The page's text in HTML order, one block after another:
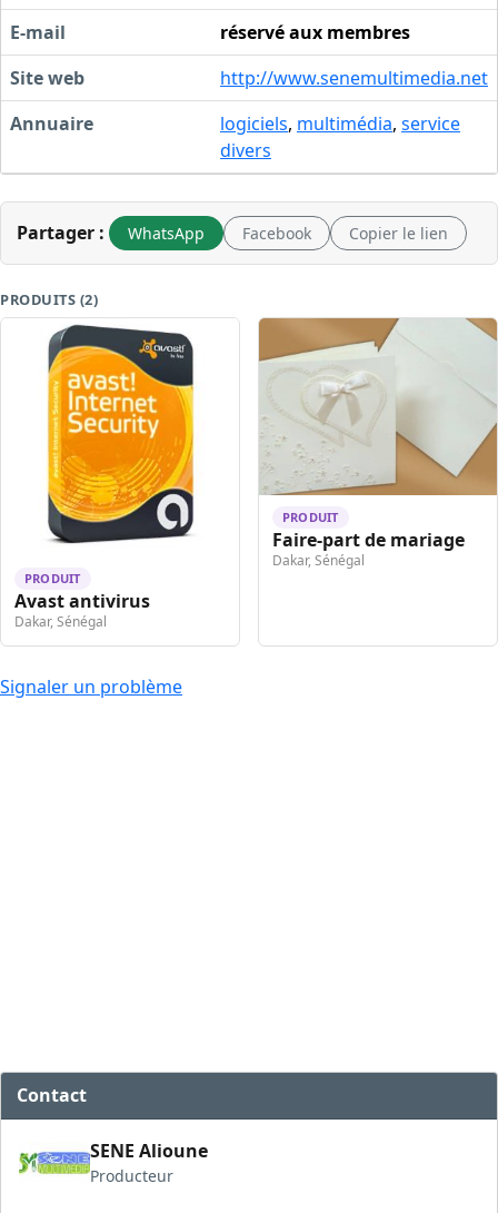
E-mail
réservé aux membres
Site web
http://www.senemultimedia.net
Annuaire
logiciels, multimédia, service
divers
Partager : WhatsApp Facebook Copier le lien
PRODUITS (2)
PRODUIT
Avast antivirus
Dakar, Sénégal
PRODUIT
Faire-part de mariage
Dakar, Sénégal
Signaler un problème
Contact
SENE Alioune
Producteur